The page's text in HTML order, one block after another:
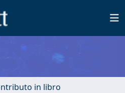
in libro